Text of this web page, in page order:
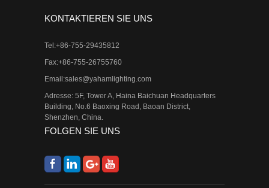
KONTAKTIEREN SIE UNS
Tel:+86-755-29435812
Fax:+86-755-26755760
Email:sales@yahamlighting.com
Adresse: 5F, Tower A, Haina Baichuan Headquarters
Building, No.6 Baoxing Road, Baoan District,
Shenzhen, China.
FOLGEN SIE UNS